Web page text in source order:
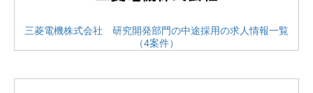
三菱電機株式会社 研究開発部門の中途採用の求人情報一覧
（4案件）